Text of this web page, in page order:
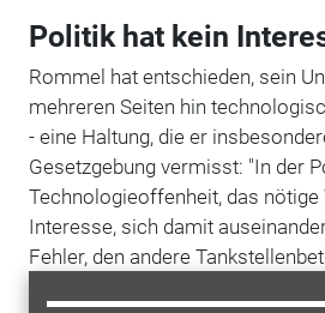
Politik hat kein
Rommel hat entschieden, sein
mehreren Seiten hin
- eine Haltung, die er
Gesetzgebung vermisst: "In der
Technologieoffenheit, das nötige
Interesse, sich damit
Fehler, den andere